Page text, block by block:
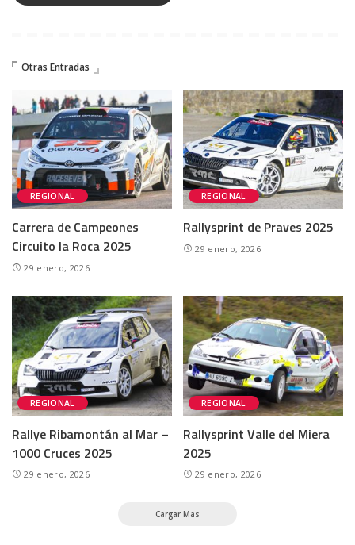
Otras Entradas
REGIONAL
Carrera de Campeones
Circuito la Roca 2025
29 enero, 2026
REGIONAL
Rallysprint de Praves 2025
29 enero, 2026
REGIONAL
Rallye Ribamontán al Mar –
1000 Cruces 2025
29 enero, 2026
REGIONAL
Rallysprint Valle del Miera
2025
29 enero, 2026
Cargar Mas